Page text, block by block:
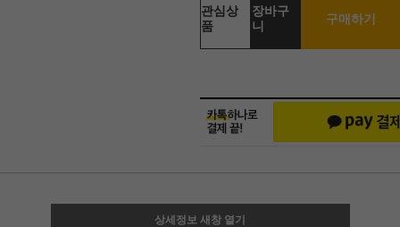
관심상
품
장바구
니
구매하기
상세정보 새창 열기